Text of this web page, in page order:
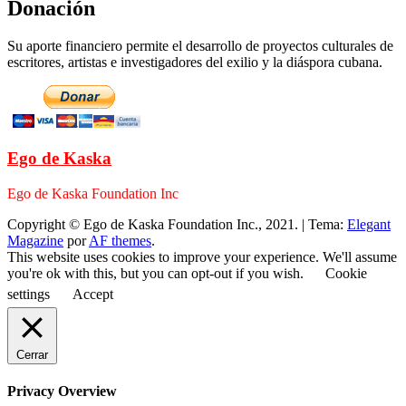
Donación
Su aporte financiero permite el desarrollo de proyectos culturales de
escritores, artistas e investigadores del exilio y la diáspora cubana.
Ego de Kaska
Ego de Kaska Foundation Inc
Copyright © Ego de Kaska Foundation Inc., 2021. | Tema: Elegant
Magazine porAF themes.
This website uses cookies to improve your experience. We'll assume
you're ok with this, but you can opt-out if you wish.
Cookie
settings
Accept
Cerrar
Privacy Overview